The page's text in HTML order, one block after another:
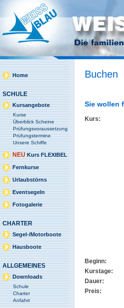
Home
SCHULE
Kursangebote
Kurse
Überblick Scheine
Prüfungsvoraussetzung
Prüfungstermine
Unsere Schiffe
NEUKurs FLEXIBEL
Fernkurse
Urlaubstörns
Eventsegeln
Fotogalerie
CHARTER
Segel-/Motorboote
Hausboote
ALLGEMEINES
Downloads
Schule
Charter
Anfahrt
Buchen
Sie wollen
Kurs:
Beginn:
Kurstage:
Dauer:
Preis: